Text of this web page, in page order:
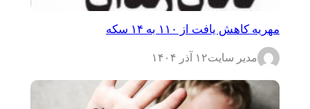
مهریه کاهش یافت از ۱۱۰ به ۱۴ سکه
مدیر سایت۱۲ آذر ۱۴۰۴